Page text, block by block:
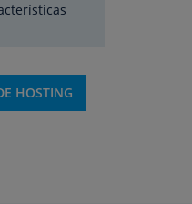
HOSTING